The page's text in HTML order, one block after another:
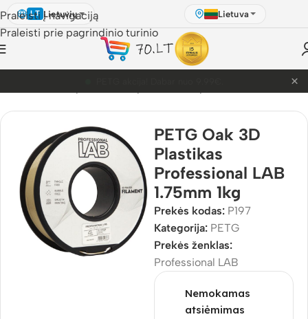
Praleisti į navigaciją
Praleisti prie pagrindinio turinio
LT Lietuvių Lietuva
×
PETG Oak 3D
Plastikas
Professional LAB
1.75mm 1kg
Prekės kodas: P197
Kategorija: PETG
Prekės ženklas:
Professional LAB
Nemokamas
atsiėmimas